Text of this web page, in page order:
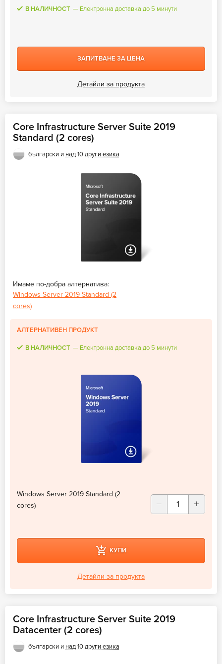
В НАЛИЧНОСТ Електронна доставка до 5 минути
ЗАПИТВАНЕ ЗА ЦЕНА
Детайли за продукта
Core Infrastructure Server Suite 2019
Standard (2 cores)
български инад 10 други езика
Имаме по-добра алтернатива:
Windows Server 2019 Standard (2
cores)
АЛТЕРНАТИВЕН ПРОДУКТ
В НАЛИЧНОСТ Електронна доставка до 5 минути
Windows Server 2019 Standard (2
cores)
КУПИ
Детайли за продукта
Core Infrastructure Server Suite 2019
Datacenter (2 cores)
български и над 10 други езика